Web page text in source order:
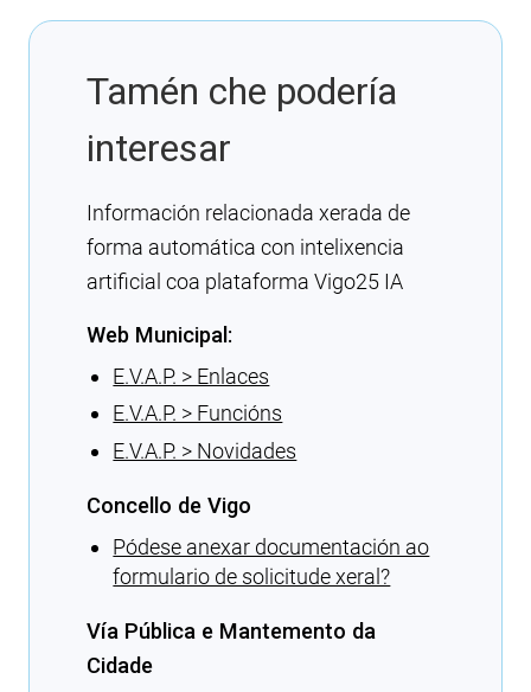
Tamén che podería
interesar
Información relacionada xerada de
forma automática con intelixencia
artificial coa plataforma Vigo25 IA
Web Municipal:
E.V.A.P. > Enlaces
E.V.A.P. > Funcións
E.V.A.P. > Novidades
Concello de Vigo
Pódese anexar documentación ao
formulario de solicitude xeral?
Vía Pública e Mantemento da
Cidade